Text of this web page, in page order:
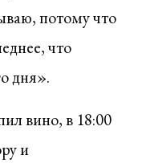
потому что
что
дня».
вино, в 18:00
и